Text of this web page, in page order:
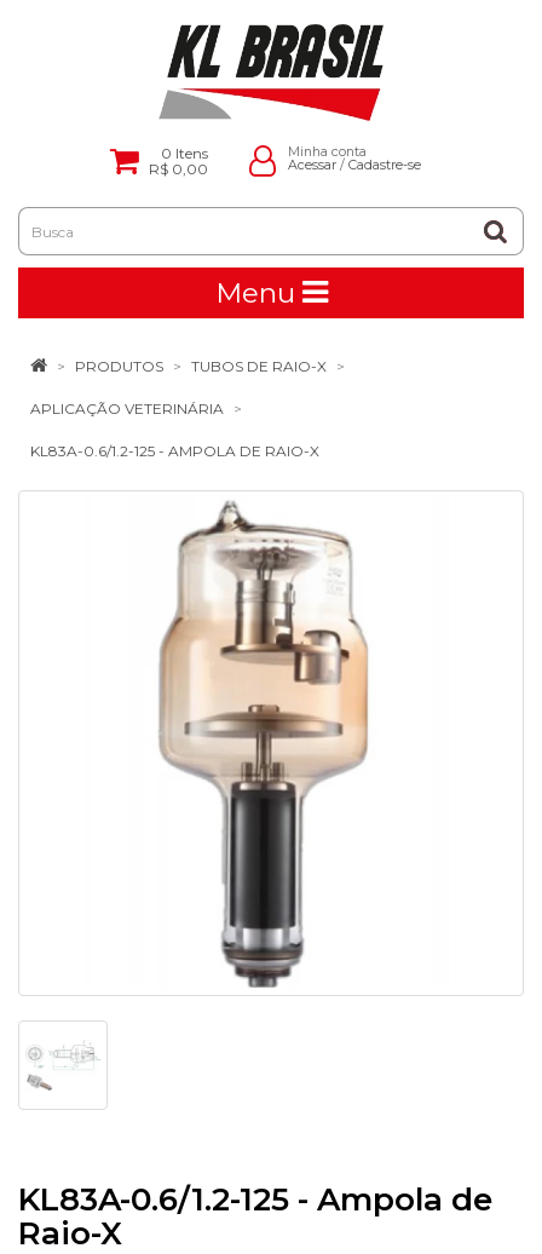
0 Itens
R$ 0,00
Minha conta
Acessar/ Cadastre-se
Menu
PRODUTOS TUBOS DE RAIO-X
APLICAÇÃO VETERINÁRIA
KL83A-0.6/1.2-125 - AMPOLA DE RAIO-X
KL83A-0.6/1.2-125 - Ampola de
Raio-X